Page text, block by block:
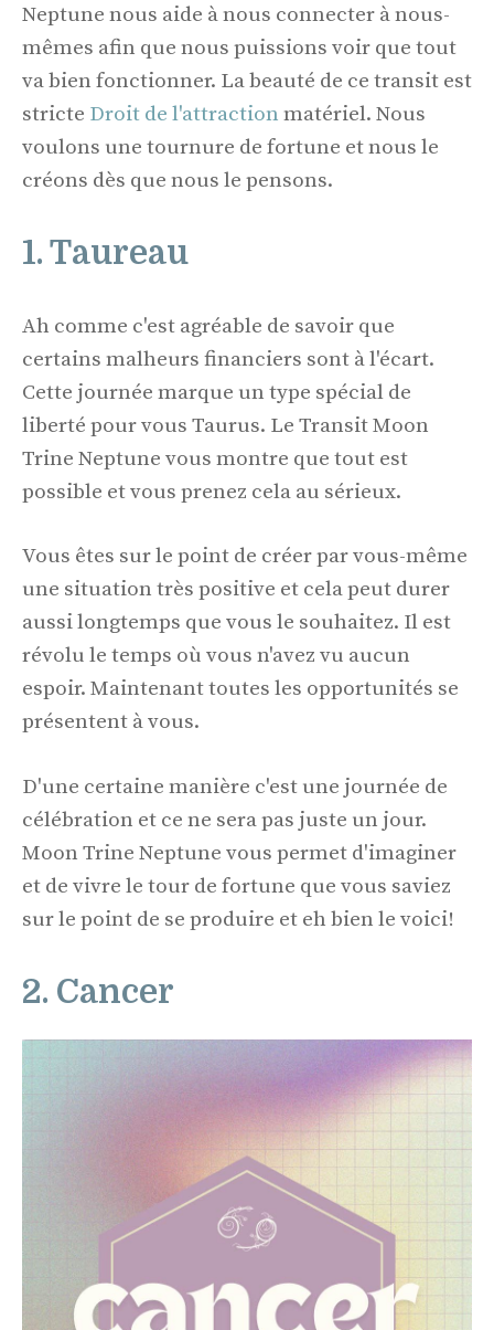
Neptune nous aide à nous connecter à nous-
mêmes afin que nous puissions voir que tout
va bien fonctionner. La beauté de ce transit est
stricte Droit de l'attraction matériel. Nous
voulons une tournure de fortune et nous le
créons dès que nous le pensons.
1. Taureau
Ah comme c'est agréable de savoir que
certains malheurs financiers sont à l'écart.
Cette journée marque un type spécial de
liberté pour vous Taurus. Le Transit Moon
Trine Neptune vous montre que tout est
possible et vous prenez cela au sérieux.
Vous êtes sur le point de créer par vous-même
une situation très positive et cela peut durer
aussi longtemps que vous le souhaitez. Il est
révolu le temps où vous n'avez vu aucun
espoir. Maintenant toutes les opportunités se
présentent à vous.
D'une certaine manière c'est une journée de
célébration et ce ne sera pas juste un jour.
Moon Trine Neptune vous permet d'imaginer
et de vivre le tour de fortune que vous saviez
sur le point de se produire et eh bien le voici!
2. Cancer